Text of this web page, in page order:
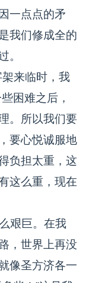
一点点的矛
我们修成全的
。
来临时，我
困难之后，
。所以我们要
要心悦诚服地
负担太重，这
这么重，现在
艰巨。在我
，世界上再没
像圣方济各一